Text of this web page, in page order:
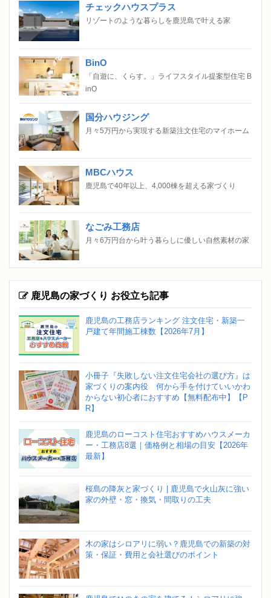
チェックハウスプラス
リゾートのような暮らしを鹿児島で叶える家
BinO
「自遊に、くらす。」ライフスタイル提案型住宅 B
inO
国分ハウジング
月々5万円から実現する新築注文住宅のマイホーム
MBCハウス
鹿児島で40年以上、4,000棟を超える家づくり
なごみ工務店
月々6万円台から叶う暮らしに優しい自然素材の家
鹿児島の家づくり お役立ち記事
鹿児島の工務店ランキング 注文住宅・新築一
戸建て年間施工棟数【2026年7月】
小冊子『失敗しない注文住宅会社の選び方』は
家づくりの案内役 何から手を付けていいかわ
からない初心者におすすめ【無料配布中】【P
R】
鹿児島のローコスト住宅おすすめハウスメーカ
ー・工務店8選｜価格例と相場の目安【2026年
最新】
桜島の降灰と家づくり | 鹿児島で火山灰に強い
家の外壁・窓・換気・間取りの工夫
木の家はシロアリに弱い？鹿児島での新築の対
策・保証・費用と会社選びのポイント